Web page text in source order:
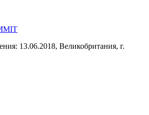
13.06.2018, Великобритания, г.